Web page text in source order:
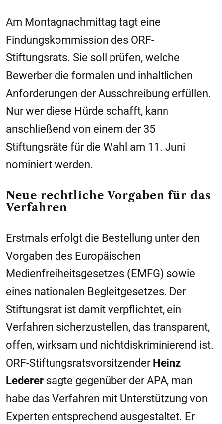
Am Montagnachmittag tagt eine
Findungskommission des ORF-
Stiftungsrats. Sie soll prüfen, welche
Bewerber die formalen und inhaltlichen
Anforderungen der Ausschreibung erfüllen.
Nur wer diese Hürde schafft, kann
anschließend von einem der 35
Stiftungsräte für die Wahl am 11. Juni
nominiert werden.
Neue rechtliche Vorgaben für das
Verfahren
Erstmals erfolgt die Bestellung unter den
Vorgaben des Europäischen
Medienfreiheitsgesetzes (EMFG) sowie
eines nationalen Begleitgesetzes. Der
Stiftungsrat ist damit verpflichtet, ein
Verfahren sicherzustellen, das transparent,
offen, wirksam und nichtdiskriminierend ist.
ORF-Stiftungsratsvorsitzender Heinz
Lederer sagte gegenüber der APA, man
habe das Verfahren mit Unterstützung von
Experten entsprechend ausgestaltet. Er